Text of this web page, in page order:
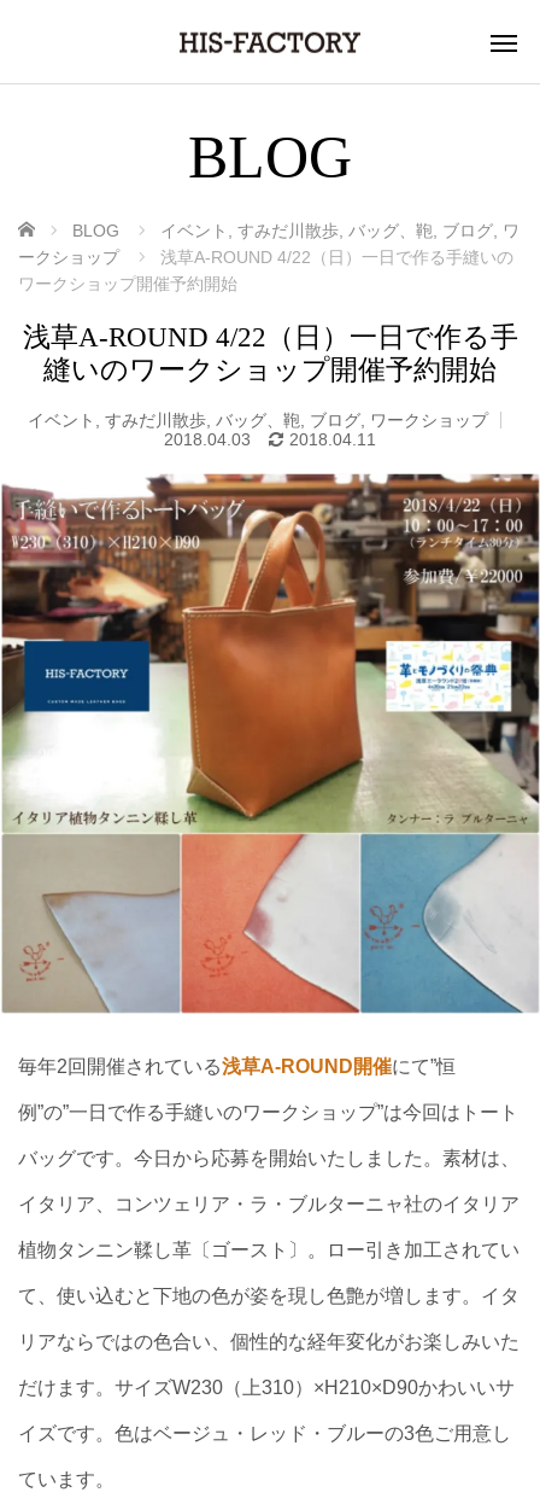
BLOG
ホーム BLOG イベント すみだ川散歩 バッグ、鞄 ブログ
ワ
ークショップ
浅草A-ROUND 4/22（日）一日で作る手縫いの
ワークショップ開催予約開始
浅草A-ROUND 4/22（日）一日で作る手
縫いのワークショップ開催予約開始
イベント すみだ川散歩, バッグ、鞄 ブログ,
ワークショップ
2018.04.03
2018.04.11
毎年2回開催されている浅草A-ROUND開催にて”恒
例”の”一日で作る手縫いのワークショップ”は今回はトート
バッグです。今日から応募を開始いたしました。素材は、
イタリア、コンツェリア・ラ・ブルターニャ社のイタリア
植物タンニン鞣し革〔ゴースト〕。ロー引き加工されてい
て、使い込むと下地の色が姿を現し色艶が増します。イタ
リアならではの色合い、個性的な経年変化がお楽しみいた
だけます。サイズW230（上310）×H210×D90かわいいサ
イズです。色はベージュ・レッド・ブルーの3色ご用意し
ています。